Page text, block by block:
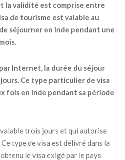
la validité est comprise entre
de tourisme est valable au
séjourner en Inde pendant une
Internet, la durée du séjour
Ce type particulier de visa
fois en Inde pendant sa période
trois jours et qui autorise
type de visa est délivré dans la
le visa exigé par le pays